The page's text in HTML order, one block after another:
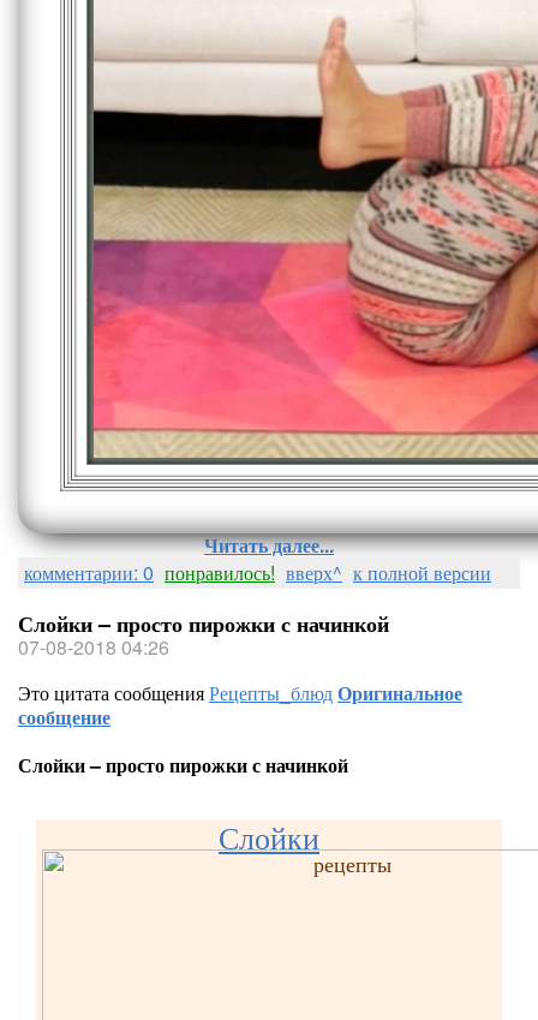
Читать далее...
комментарии: 0 понравилось! вверх^ к полной версии
Слойки – просто пирожки с начинкой
07-08-2018 04:26
Это цитата сообщенияРецепты_блюдОригинальное
сообщение
Слойки – просто пирожки с начинкой
Слойки